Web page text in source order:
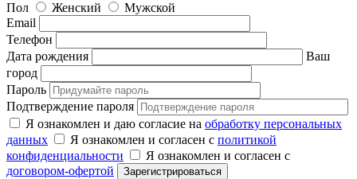
Пол
Женский
Мужской
Email
Телефон
Дата рождения
Ваш
город
Пароль
Подтверждение пароля
Я ознакомлен и даю согласие на обработку персональных
данных
Я ознакомлен и согласен с политикой
конфиденциальности
Я ознакомлен и согласен с
договором-офертой